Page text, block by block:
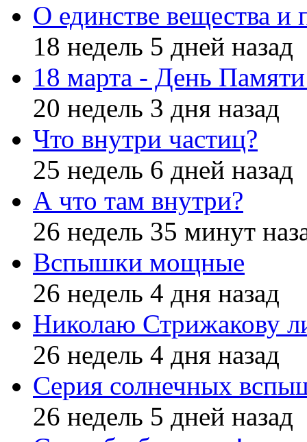
О единстве вещества и
18 недель 5 дней назад
18 марта - День
20 недель 3 дня назад
Что внутри частиц?
25 недель 6 дней назад
А что там внутри?
26 недель 35 минут
Вспышки мощные
26 недель 4 дня назад
Николаю Стрижакову
26 недель 4 дня назад
Серия солнечных
26 недель 5 дней назад